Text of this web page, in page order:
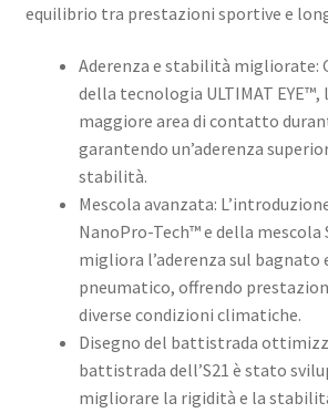
equilibrio tra prestazioni sportive e
Aderenza e stabilità migliorate:
della tecnologia ULTIMAT EYE™,
maggiore area di contatto
garantendo un’aderenza
stabilità. ​
Mescola avanzata:
NanoPro-Tech™ e della mescola
migliora l’aderenza sul bagnato
pneumatico, offrendo
diverse condizioni climatiche. ​
Disegno del battistrada
battistrada dell’S21 è stato
migliorare la rigidità e la